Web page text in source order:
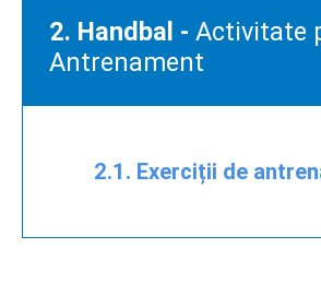
2. Handbal - Activitate
Antrenament
2.1. Exerciții de